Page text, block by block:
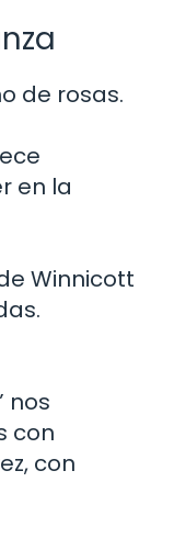
de rosas.
en la
Winnicott
nos
con
con